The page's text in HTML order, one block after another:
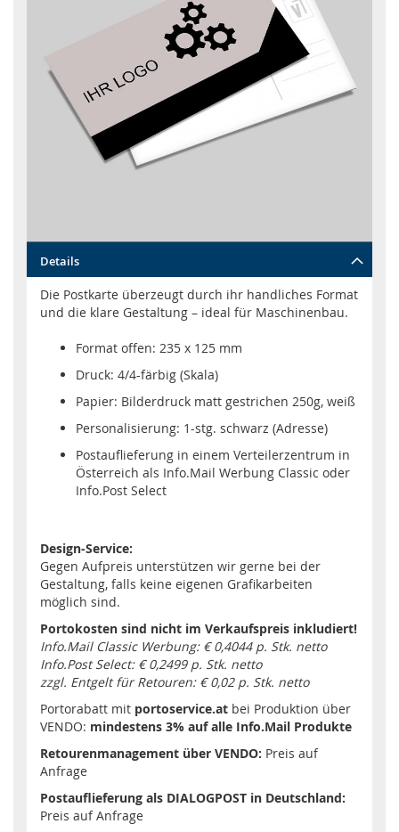
Anfang
Bildgalerie
springen
Details
Die Postkarte überzeugt durch ihr handliches Format
und die klare Gestaltung – ideal für Maschinenbau.
Format offen: 235 x 125 mm
Druck: 4/4-färbig (Skala)
Papier: Bilderdruck matt gestrichen 250g, weiß
Personalisierung: 1-stg. schwarz (Adresse)
Postauflieferung in einem Verteilerzentrum in
Österreich als Info.Mail Werbung Classic oder
Info.Post Select
Design-Service:
Gegen Aufpreis unterstützen wir gerne bei der
Gestaltung, falls keine eigenen Grafikarbeiten
möglich sind.
Portokosten sind nicht im Verkaufspreis inkludiert!
Info.Mail Classic Werbung: € 0,4044 p. Stk. netto
Info.Post Select: € 0,2499 p. Stk. netto
zzgl. Entgelt für Retouren: € 0,02 p. Stk. netto
Portorabatt mit portoservice.at bei Produktion über
VENDO: mindestens 3% auf alle Info.Mail Produkte
Retourenmanagement über VENDO: Preis auf
Anfrage
Postauflieferung als DIALOGPOST in Deutschland:
Preis auf Anfrage